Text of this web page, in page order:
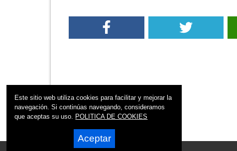
Este sitio web utiliza cookies para facilitar y mejorar la
navegación. Si continúas navegando, consideramos
que aceptas su uso. POLITICA DE COOKIES
Aceptar